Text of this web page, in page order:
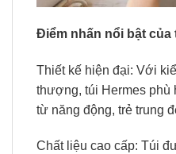
Điểm nhấn nổi bật của
Thiết kế hiện đại: Với
thượng, túi Hermes phù
từ năng động, trẻ trung
Chất liệu cao cấp: Túi